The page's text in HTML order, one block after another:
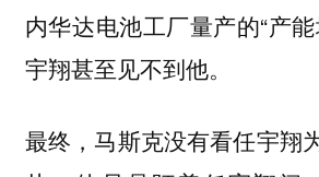
内华达电池工厂量产的“产
宇翔甚至见不到他。
最终，马斯克没有看任宇翔